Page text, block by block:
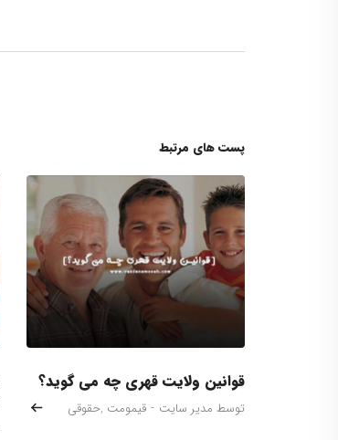
پست های مرتبط
قوانین ولایت قهری چه می گوید؟
توسط مدیر سایت - حقوقی, قیمومت